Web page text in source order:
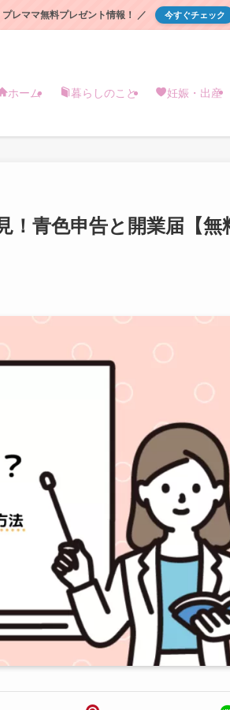
プレママ無料プレゼント情報！ ／ 今すぐチェック
ホーム 暮らしのこと 妊娠・出産
！青色申告と開業届【無